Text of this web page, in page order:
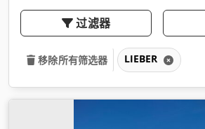
过滤器
移除所有筛选器 LIEBER